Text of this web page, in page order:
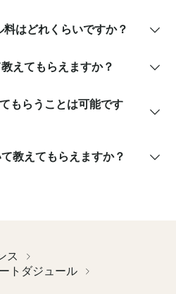
はどれくらいですか？
えてもらえますか？
もらうことは可能です
教えてもらえますか？
ス
トダジュール